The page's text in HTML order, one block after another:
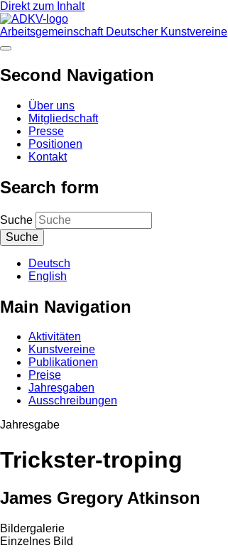
Direkt zum Inhalt
Arbeitsgemeinschaft Deutscher Kunstvereine
Second Navigation
Über uns
Mitgliedschaft
Presse
Positionen
Kontakt
Search form
Suche
Deutsch
English
Main Navigation
Aktivitäten
Kunstvereine
Publikationen
Preise
Jahresgaben
Ausschreibungen
Jahresgabe
Trickster-troping
James Gregory Atkinson
Bildergalerie
Einzelnes Bild